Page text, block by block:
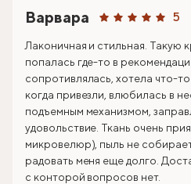
Варвара 5
Лаконичная и стильная. Такую
попалась где-то в
сопротивлялась, хотела что-
когда привезли, влюбилась в
подъемным механизмом,
удовольствие. Ткань очень
микровелюр), пыль не
радовать меня еще долго.
с конторой вопросов нет.